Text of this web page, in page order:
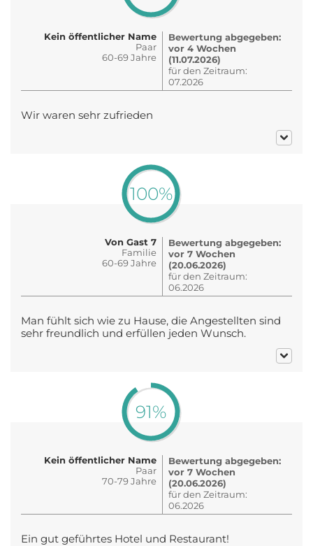
Kein öffentlicher Name
Paar
60-69 Jahre
Bewertung abgegeben:
vor 4 Wochen
(11.07.2026)
für den Zeitraum:
07.2026
Wir waren sehr zufrieden
100%
Von Gast 7
Familie
60-69 Jahre
Bewertung abgegeben:
vor 7 Wochen
(20.06.2026)
für den Zeitraum:
06.2026
Man fühlt sich wie zu Hause, die Angestellten sind
sehr freundlich und erfüllen jeden Wunsch.
91%
Kein öffentlicher Name
Paar
70-79 Jahre
Bewertung abgegeben:
vor 7 Wochen
(20.06.2026)
für den Zeitraum:
06.2026
Ein gut geführtes Hotel und Restaurant!